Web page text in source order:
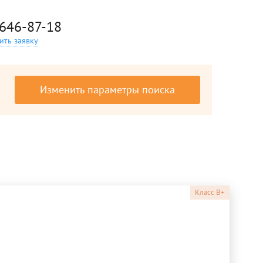
87-18
заявку
Изменить параметры поиска
Класс B+